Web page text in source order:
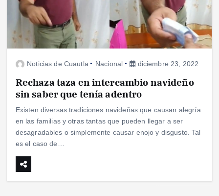
Noticias de Cuautla Nacional diciembre 23, 2022
Rechaza taza en intercambio navideño
sin saber que tenía adentro
Existen diversas tradiciones navideñas que causan alegría
en las familias y otras tantas que pueden llegar a ser
desagradables o simplemente causar enojo y disgusto. Tal
es el caso de…